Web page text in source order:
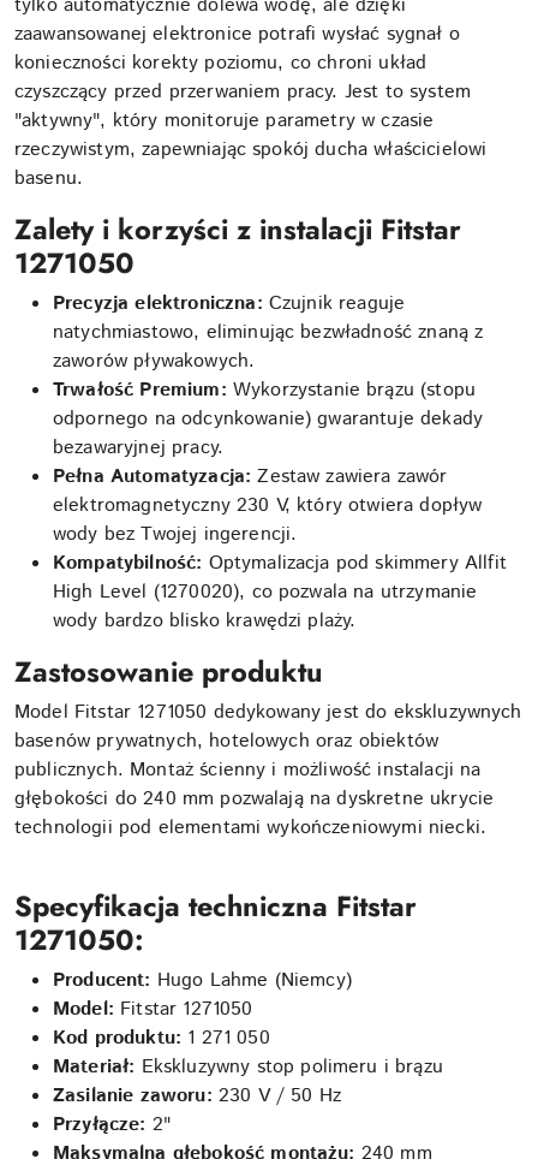
tylko automatycznie dolewa wodę, ale dzięki
zaawansowanej elektronice potrafi wysłać sygnał o
konieczności korekty poziomu, co chroni układ
czyszczący przed przerwaniem pracy. Jest to system
"aktywny", który monitoruje parametry w czasie
rzeczywistym, zapewniając spokój ducha właścicielowi
basenu.
Zalety i korzyści z instalacji Fitstar
1271050
Precyzja elektroniczna: Czujnik reaguje
natychmiastowo, eliminując bezwładność znaną z
zaworów pływakowych.
Trwałość Premium: Wykorzystanie brązu (stopu
odpornego na odcynkowanie) gwarantuje dekady
bezawaryjnej pracy.
Pełna Automatyzacja: Zestaw zawiera zawór
elektromagnetyczny 230 V, który otwiera dopływ
wody bez Twojej ingerencji.
Kompatybilność: Optymalizacja pod skimmery Allfit
High Level (1270020), co pozwala na utrzymanie
wody bardzo blisko krawędzi plaży.
Zastosowanie produktu
Model Fitstar 1271050 dedykowany jest do ekskluzywnych
basenów prywatnych, hotelowych oraz obiektów
publicznych. Montaż ścienny i możliwość instalacji na
głębokości do 240 mm pozwalają na dyskretne ukrycie
technologii pod elementami wykończeniowymi niecki.
Specyfikacja techniczna Fitstar
1271050:
Producent: Hugo Lahme (Niemcy)
Model: Fitstar 1271050
Kod produktu: 1 271 050
Materiał: Ekskluzywny stop polimeru i brązu
Zasilanie zaworu: 230 V / 50 Hz
Przyłącze: 2"